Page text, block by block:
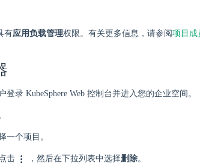
有应用负载管理权限。有关更多信息，请参阅项目成
登录 KubeSphere Web 控制台并进入您的企业空间。
一个项目。
击 ，然后在下拉列表中选择删除。